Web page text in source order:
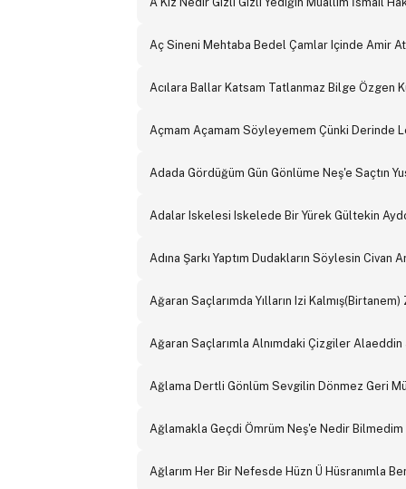
Aç Sineni Mehtaba Bedel Çamlar Içinde Amir
Acılara Ballar Katsam Tatlanmaz Bilge Özgen
Açmam Açamam Söyleyemem Çünki Derinde
Adada Gördüğüm Gün Gönlüme Neş'e Saçtın
Adalar Iskelesi Iskelede Bir Yürek Gültekin
Adına Şarkı Yaptım Dudakların Söylesin Civan
Ağaran Saçlarımda Yılların Izi
Ağaran Saçlarımla Alnımdaki Çizgiler
Ağlama Dertli Gönlüm Sevgilin Dönmez Geri
Ağlamakla Geçdi Ömrüm Neş'e Nedir
Ağlarım Her Bir Nefesde Hüzn Ü Hüsranımla